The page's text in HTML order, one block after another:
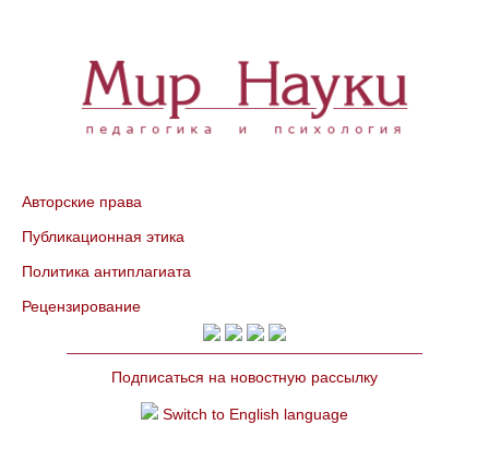
Авторские права
Публикационная этика
Политика антиплагиата
Рецензирование
Подписаться на новостную рассылку
Switch to English language